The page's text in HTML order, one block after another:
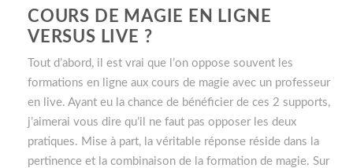
COURS DE MAGIE EN LIGNE
VERSUS LIVE ?
Tout d’abord, il est vrai que l’on oppose souvent les
formations en ligne aux cours de magie avec un professeur
en live. Ayant eu la chance de bénéficier de ces 2 supports,
j’aimerai vous dire qu’il ne faut pas opposer les deux
pratiques. Mise à part, l a véritable réponse réside dans la
pertinence et la combinaison de la formation de magie. Sur